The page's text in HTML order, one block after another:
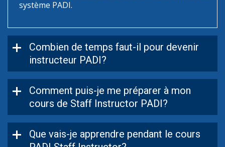
système PADI.
Combien de temps faut-il pour devenir
instructeur PADI?
Comment puis-je me préparer à mon
cours de Staff Instructor PADI?
Que vais-je apprendre pendant le cours